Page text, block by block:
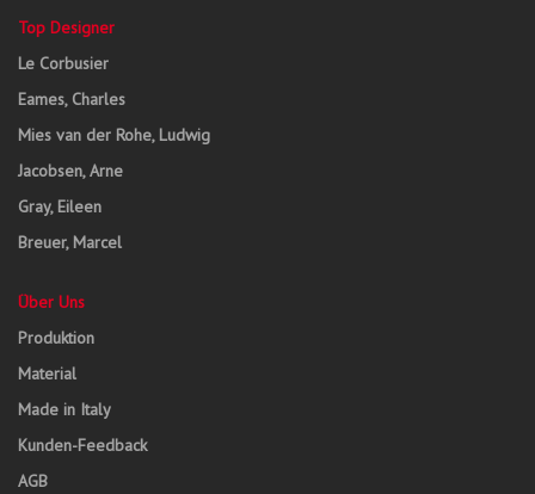
Top Designer
Le Corbusier
Eames, Charles
Mies van der Rohe, Ludwig
Jacobsen, Arne
Gray, Eileen
Breuer, Marcel
Über Uns
Produktion
Material
Made in Italy
Kunden-Feedback
AGB